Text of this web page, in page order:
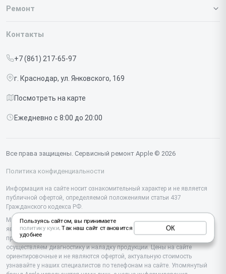
О нашем сервисе
Срочный ремонт
Доставка и способы оплаты
Диагностика
Контакты
Ремонт
Iphone
Studio Display
Vision Pro
Контакты
+7 (861) 217-65-97
г. Краснодар, ул. Янковского, 169
Посмотреть на карте
Ежедневно с 8:00 до 20:00
Все права защищены. Сервисный ремонт Apple © 2026
Политика конфиденциальности
Информация на сайте носит ознакомительный характер и не является
публичной офертой, определяемой положениями статьи 437
Гражданского кодекса РФ.
Мы специализируемся на обслуживании и ремонте техники Apple, но не
являемся их официальным представителем. Предоставляем
профессиональные услуги после истечения гарантии, а также
осуществляем диагностику и наладку продукции. Цены на сайте
ориентировочные и не являются офертой, актуальную стоимость
узнавайте у наших специалистов по телефонам на сайте. Упомянутый
Пользуясь сайтом, вы принимаете
политику куки. Так наш сайт становится
удобнее
ОК